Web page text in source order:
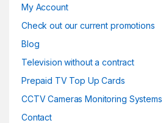
My Account
Check out our current promotions
Blog
Television without a contract
Prepaid TV Top Up Cards
CCTV Cameras Monitoring Systems
Contact